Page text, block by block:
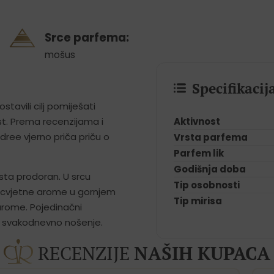
Srce parfema:
mošus
cilj pomiješati
Prema recenzijama i
vjerno priča priču o
prodoran. U srcu
arome u gornjem
Pojedinačni
nošenje.
Aktivnost
Vrsta parfema
Parfem lik
Godišnja doba
Tip osobnosti
Tip mirisa
RECENZIJE NAŠIH KUPACA